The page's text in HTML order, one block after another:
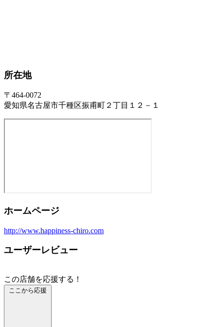
所在地
〒464-0072
愛知県名古屋市千種区振甫町２丁目１２－１
ホームページ
http://www.happiness-chiro.com
ユーザーレビュー
この店舗を応援する！
ここから応援